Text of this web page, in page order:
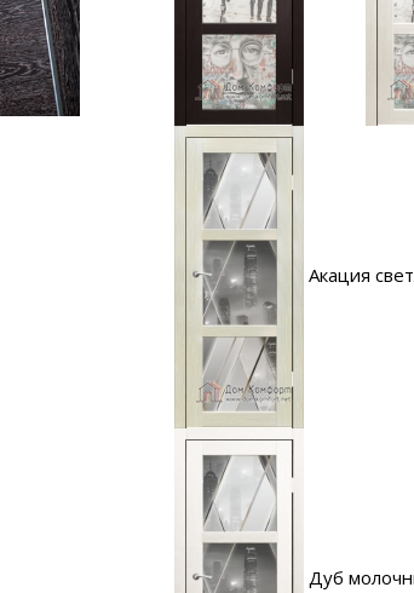
Акация
Дуб